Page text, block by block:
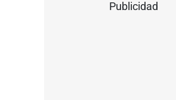
Publicidad